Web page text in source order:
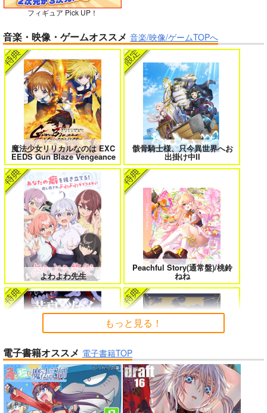
黒白のアヴェスター 3
神座万象・第十四機
2,178円（税込）
オリジナル
サンプル
カート
ケモ耳娘だらけの世界でハーレムに
3
2
＃ラブコメ好きとこっそり繋がりた
い
エロゲの鬱エンドからヒロイン達を
救済したら 2
女友達は頼めば意外とヤらせてくれ
る 8
HELL’o WORK！～賽の河原で積石
を崩すだけの簡単なお仕事って聞い
たのに～
よくある令嬢転生だと思ったのに 5 僕のカノジョ先生 17
泊めたら懐かれた
フィギュア Pick UP！
音楽・映像・ゲームオススメ 音楽/映像/ゲームTOPへ
魔法少女リリカルなのは EXC
EEDS Gun Blaze Vengeance
骸骨騎士様、只今異世界へお
出掛け中II
よわよわ先生
Peachful Story(通常盤)/桃鈴
ねね
黄泉のツガイ 春夏秋冬代行者 春の舞
もっと見る！
電子書籍オススメ 電子書籍TOP